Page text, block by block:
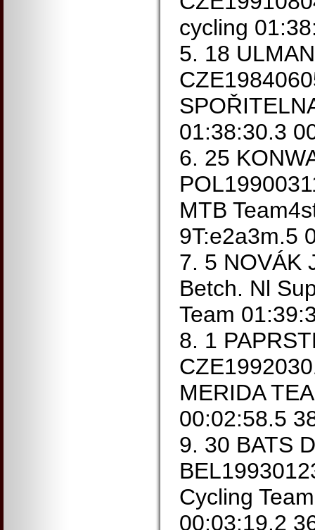
cycling
5. 18
01:38:30.3
6. 25
MTB
9T:e2a3m.5
7. 5 NOVÁK
Betch. Nl
Team
8. 1
MERIDA
00:02:58.5
9. 30 BATS
Cycling
00:03:19.2